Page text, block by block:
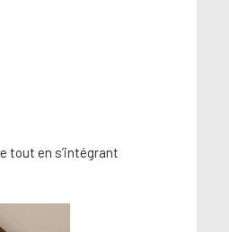
tout en s’intégrant